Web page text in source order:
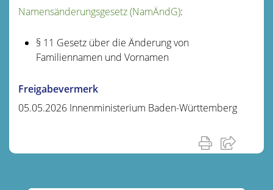
Namensänderungsgesetz (NamÄndG):
§ 11 Gesetz über die Änderung von
Familiennamen und Vornamen
Freigabevermerk
05.05.2026 Innenministerium Baden-Württemberg